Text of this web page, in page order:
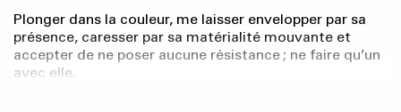
Plonger dans la couleur, me laisser envelopper par sa
présence, caresser par sa matérialité mouvante et
accepter de ne poser aucune résistance ; ne faire qu’un
avec elle.